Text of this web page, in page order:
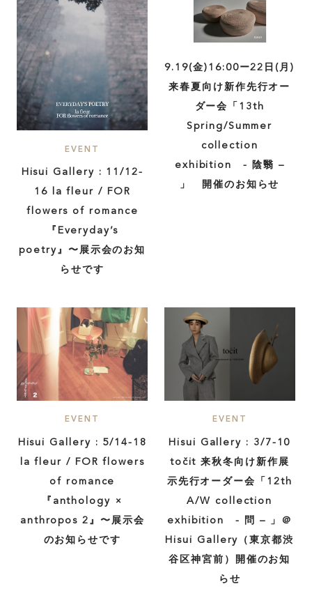
EVENT
Hisui Gallery : 11/12-
16 la fleur / FOR
flowers of romance
『Everyday’s
poetry』〜展示会のお知
らせです
9.19(金)16:00ー22日(月)
来春夏向け新作先行オー
ダー会「13th
Spring/Summer
collection
exhibition - 陰翳 –
」 開催のお知らせ
EVENT
Hisui Gallery : 5/14-18
la fleur / FOR flowers
of romance
『anthology ×
anthropos 2』〜展示会
のお知らせです
EVENT
Hisui Gallery : 3/7-10
točit 来秋冬向け新作展
示先行オーダー会「12th
A/W collection
exhibition - 問 – 」＠
Hisui Gallery（東京都渋
谷区神宮前）開催のお知
らせ